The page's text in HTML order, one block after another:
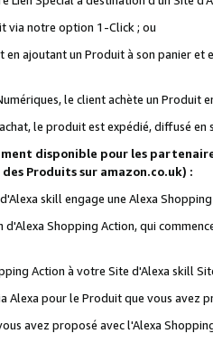
notre option 1-Click ; ou
ajoutant un Produit à son panier et
le client achète un Produit
le produit est expédié, diffusé
disponible pour les
Produits sur amazon.co.uk) :
skill engage une Alexa
Shopping Action, qui
Action à votre Site d'Alexa skill
Alexa pour le Produit que vous avez
avez proposé avec l'Alexa